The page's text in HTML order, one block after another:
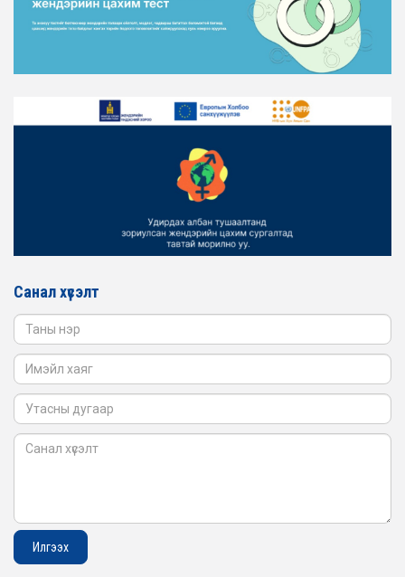
ЖЕНДЭРИЙН ЭРХ ТЭГШ БАЙДЛЫГ ХАНГАХ ҮЙЛ
АЖИЛЛАГААГ ЭРЧИМЖҮҮЛЭХ САРЫН ХУВААРЬТАЙ
2026-02-16
ТӨЛӨӨЛӨЛ ЗАМ ТЭЭВРИЙН ЯАМАНД АЖИЛЛАВ
ЖЕНДЭРИЙН ҮНДЭСНИЙ ХОРООНЫ АЖЛЫН АЛБАНЫ
ТӨЛӨӨЛӨЛ БАТЛАН ХАМГААЛАХ ЯАМАНД
Санал хүсэлт